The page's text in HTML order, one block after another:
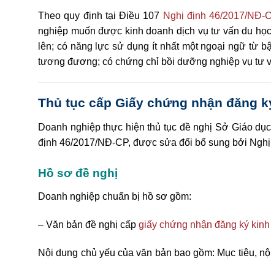
Theo quy định tại Điều 107 Nghị định 46/2017/NĐ-
nghiệp muốn được kinh doanh dịch vụ tư vấn du
lên; có năng lực sử dụng ít nhất một ngoại ngữ từ
tương đương; có chứng chỉ bồi dưỡng nghiệp vụ tư
Thủ tục cấp Giấy chứng nhận đăng
Doanh nghiệp thực hiện thủ tục đề nghị Sở Giáo
định 46/2017/NĐ-CP, được sửa đổi bổ sung bởi
Hồ sơ đề nghị
Doanh nghiệp chuẩn bị hồ sơ gồm:
– Văn bản đề nghị cấp giấy chứng nhận đăng ký
Nội dung chủ yếu của văn bản bao gồm: Mục tiêu,